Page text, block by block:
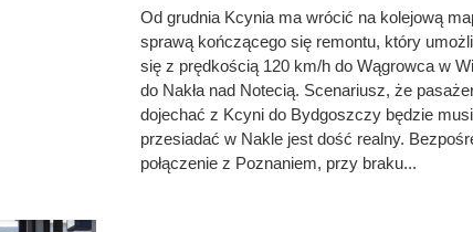
Od grudnia Kcynia ma wrócić na kolejową
sprawą kończącego się remontu, który
się z prędkością 120 km/h do Wągrowca w
do Nakła nad Notecią. Scenariusz, że
dojechać z Kcyni do Bydgoszczy będzie
przesiadać w Nakle jest dość realny.
połączenie z Poznaniem, przy braku...